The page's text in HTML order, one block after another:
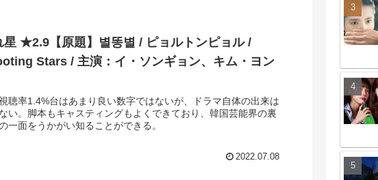
星 ★2.9【原題】별똥별 / ピョルトンピョル /
Stars / 主演：イ・ソンギョン、キム・ヨン
聴率1.4%台はあまり良い数字ではないが、ドラマ自体の出来は
い。脚本もキャスティングもよくできており、韓国芸能界の裏
一面をうかがい知ることができる。
2022.07.08